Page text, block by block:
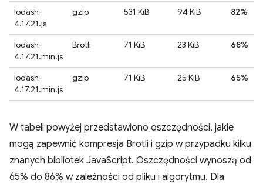
lodash-
4.17.21.js
gzip 531 KiB 94 KiB 82%
lodash-
4.17.21.min.js
Brotli 71 KiB 23 KiB 68%
lodash-
4.17.21.min.js
gzip 71 KiB 25 KiB 65%
W tabeli powyżej przedstawiono oszczędności, jakie
mogą zapewnić kompresja Brotli i gzip w przypadku kilku
znanych bibliotek JavaScript. Oszczędności wynoszą od
65% do 86% w zależności od pliku i algorytmu. Dla